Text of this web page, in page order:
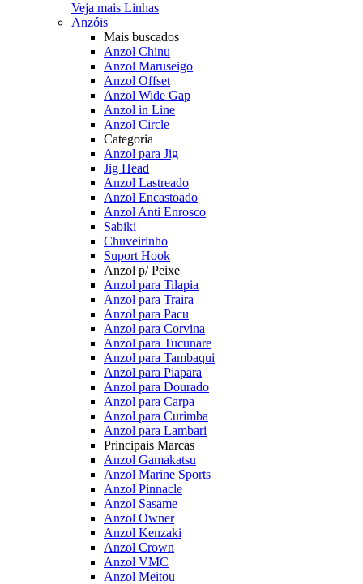
Veja mais Linhas
Anzóis
Mais buscados
Anzol Chinu
Anzol Maruseigo
Anzol Offset
Anzol Wide Gap
Anzol in Line
Anzol Circle
Categoria
Anzol para Jig
Jig Head
Anzol Lastreado
Anzol Encastoado
Anzol Anti Enrosco
Sabiki
Chuveirinho
Suport Hook
Anzol p/ Peixe
Anzol para Tilapia
Anzol para Traira
Anzol para Pacu
Anzol para Corvina
Anzol para Tucunare
Anzol para Tambaqui
Anzol para Piapara
Anzol para Dourado
Anzol para Carpa
Anzol para Curimba
Anzol para Lambari
Principais Marcas
Anzol Gamakatsu
Anzol Marine Sports
Anzol Pinnacle
Anzol Sasame
Anzol Owner
Anzol Kenzaki
Anzol Crown
Anzol VMC
Anzol Meitou